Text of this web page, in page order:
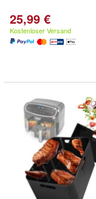
25,99 €
Kostenloser Versand